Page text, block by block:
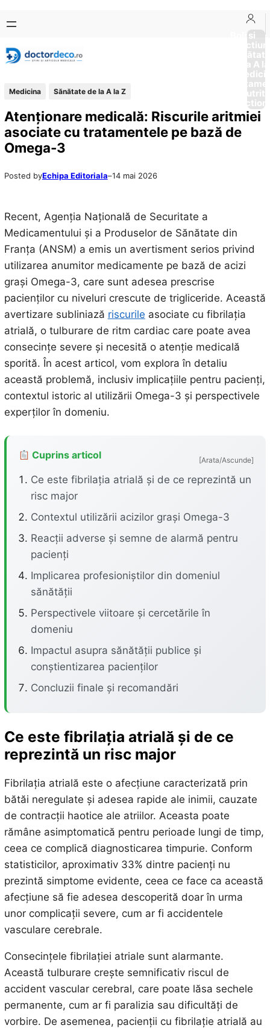
conținut
content
Boli si
Afectiuni
Sănătate
de la A
Medicina Sănătate de la A la Z
Atenționare medicală: Riscurile aritmiei
asociate cu tratamentele pe bază de
Omega-3
Posted byEchipa Editoriala–14 mai 2026
Recent, Agenția Națională de Securitate a
Medicamentului și a Produselor de Sănătate din
Franța (ANSM) a emis un avertisment serios privind
utilizarea anumitor medicamente pe bază de acizi
grași Omega-3, care sunt adesea prescrise
pacienților cu niveluri crescute de trigliceride. Această
avertizare subliniază riscurile asociate cu fibrilația
atrială, o tulburare de ritm cardiac care poate avea
consecințe severe și necesită o atenție medicală
sporită. În acest articol, vom explora în detaliu
această problemă, inclusiv implicațiile pentru pacienți,
contextul istoric al utilizării Omega-3 și perspectivele
experților în domeniu.
Cuprins articol [Arata/Ascunde]
Ce este fibrilația atrială și de ce reprezintă un
risc major
Contextul utilizării acizilor grași Omega-3
Reacții adverse și semne de alarmă pentru
pacienți
Implicarea profesioniștilor din domeniul
sănătății
Perspectivele viitoare și cercetările în
domeniu
Impactul asupra sănătății publice și
conștientizarea pacienților
Concluzii finale și recomandări
Ce este fibrilația atrială și de ce
reprezintă un risc major
Fibrilația atrială este o afecțiune caracterizată prin
bătăi neregulate și adesea rapide ale inimii, cauzate
de contracții haotice ale atriilor. Aceasta poate
rămâne asimptomatică pentru perioade lungi de timp,
ceea ce complică diagnosticarea timpurie. Conform
statisticilor, aproximativ 33% dintre pacienți nu
prezintă simptome evidente, ceea ce face ca această
afecțiune să fie adesea descoperită doar în urma
unor complicații severe, cum ar fi accidentele
vasculare cerebrale.
Consecințele fibrilației atriale sunt alarmante.
Această tulburare crește semnificativ riscul de
accident vascular cerebral, care poate lăsa sechele
permanente, cum ar fi paralizia sau dificultăți de
vorbire. De asemenea, pacienții cu fibrilație atrială au